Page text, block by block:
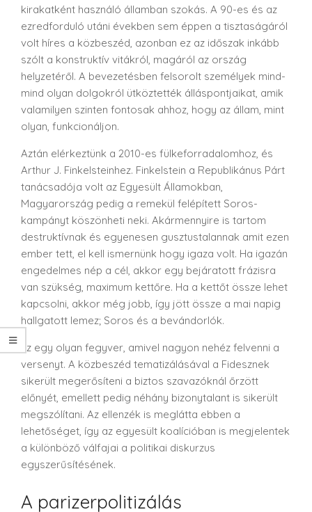
kirakatként használó államban szokás. A 90-es és az
ezredforduló utáni években sem éppen a tisztaságáról
volt híres a közbeszéd, azonban ez az időszak inkább
szólt a konstruktív vitákról, magáról az ország
helyzetéről. A bevezetésben felsorolt személyek mind-
mind olyan dolgokról ütköztették álláspontjaikat, amik
valamilyen szinten fontosak ahhoz, hogy az állam, mint
olyan, funkcionáljon.
Aztán elérkeztünk a 2010-es fülkeforradalomhoz, és
Arthur J. Finkelsteinhez. Finkelstein a Republikánus Párt
tanácsadója volt az Egyesült Államokban,
Magyarország pedig a remekül felépített Soros-
kampányt köszönheti neki. Akármennyire is tartom
destruktívnak és egyenesen gusztustalannak amit ezen
ember tett, el kell ismernünk hogy igaza volt. Ha igazán
engedelmes nép a cél, akkor egy bejáratott frázisra
van szükség, maximum kettőre. Ha a kettőt össze lehet
kapcsolni, akkor még jobb, így jött össze a mai napig
hallgatott lemez; Soros és a bevándorlók.
Ez egy olyan fegyver, amivel nagyon nehéz felvenni a
versenyt. A közbeszéd tematizálásával a Fidesznek
sikerült megerősíteni a biztos szavazóknál őrzött
előnyét, emellett pedig néhány bizonytalant is sikerült
megszólítani. Az ellenzék is meglátta ebben a
lehetőséget, így az egyesült koalícióban is megjelentek
a különböző válfajai a politikai diskurzus
egyszerűsítésének.
A parizerpolitizálás